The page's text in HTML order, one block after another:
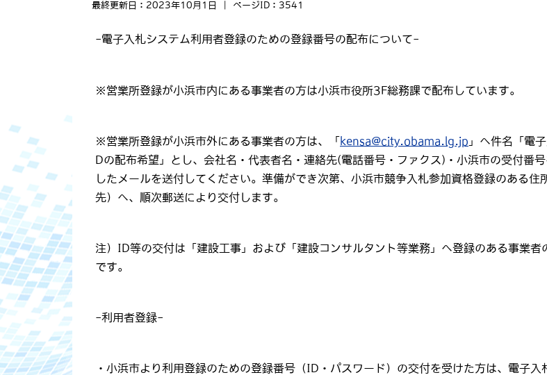
最終更新日：2023年10月1日 ページID：3541
-電子入札システム利用者登録のための登録番号の配布について-
※営業所登録が小浜市内にある事業者の方は小浜市役所3F総務課で配布しています。
※営業所登録が小浜市外にある事業者の方は、「 kensa@city.obama.lg.jp 」へ件名「電
Dの配布希望」とし、会社名・代表者名・連絡先(電話番号・ファクス)・小浜市の受付番
したメールを送付してください。準備ができ次第、小浜市競争入札参加資格登録のある住
先）へ、順次郵送により交付します。
注）ID等の交付は「建設工事」および「建設コンサルタント等業務」へ登録のある事業者
です。
-利用者登録-
・小浜市より利用登録のための登録番号（ID・パスワード）の交付を受けた方は、電子入